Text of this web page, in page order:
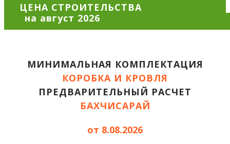
ЦЕНА СТРОИТЕЛЬСТВА
МИНИМАЛЬНАЯ КОМПЛЕКТАЦИЯ
КОРОБКА И КРОВЛЯ
ПРЕДВАРИТЕЛЬНЫЙ РАСЧЕТ
БАХЧИСАРАЙ
от 8.08.2026